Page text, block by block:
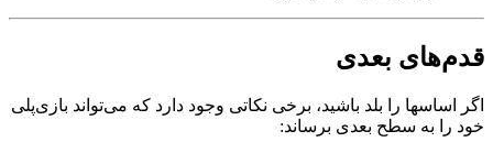
قدم‌های بعدی
اگر اساسها را بلد باشید، برخی نکاتی وجود دارد که می‌تواند بازی‌پلی
خود را به سطح بعدی برساند: